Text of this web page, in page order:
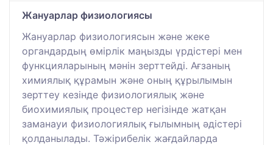
Жануарлар физиологиясы
Жануарлар физиологиясын және жеке
органдардың өмірлік маңызды үрдістері мен
функцияларының мәнін зерттейді. Ағзаның
химиялық құрамын және оның құрылымын
зерттеу кезінде физиологиялық және
биохимиялық процестер негізінде жатқан
заманауи физиологиялық ғылымның әдістері
қолданылады. Тәжірибелік жағдайларда